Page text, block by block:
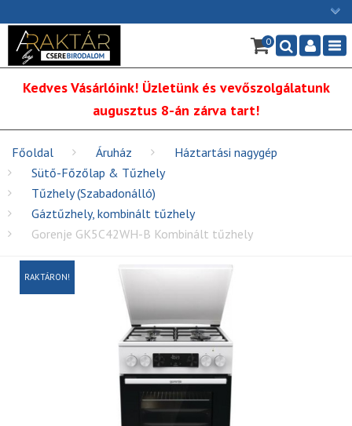
Ügyfélszolgálat: H-P: 9:00 - 16:00
06/1 255-2211
info@cserebirodalom.hu
×
0
Kedves Vásárlóink! Üzletünk és vevőszolgálatunk
augusztus 8-án zárva tart!
Főoldal Áruház
Háztartási nagygép
Sütő-Főzőlap & Tűzhely
Tűzhely (Szabadonálló)
Gáztűzhely, kombinált tűzhely
Gorenje GK5C42WH-B Kombinált tűzhely
RAKTÁRON!